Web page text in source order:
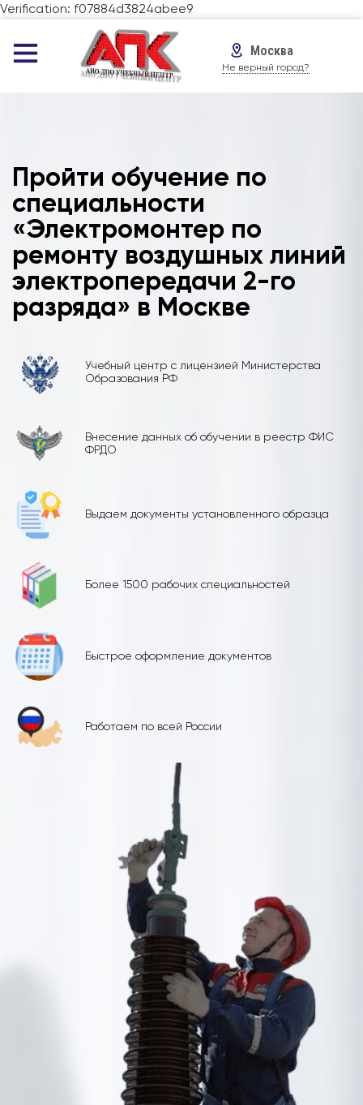
Verification: f07884d3824abee9
Москва
Не верный город?
Пройти обучение по
специальности
«Электромонтер по
ремонту воздушных линий
электропередачи 2-го
разряда» в Москве
Учебный центр с лицензией Министерства
Образования РФ
Внесение данных об обучении в реестр ФИС
ФРДО
Выдаем документы установленного образца
Более 1500 рабочих специальностей
Быстрое оформление документов
Работаем по всей России